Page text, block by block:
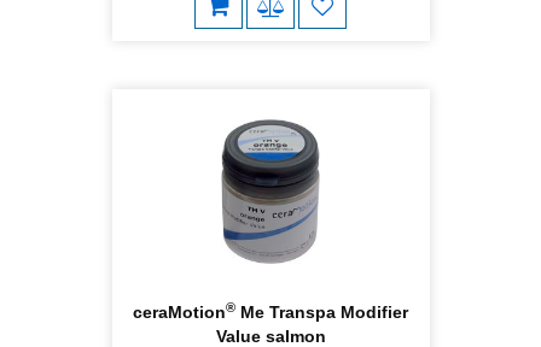
ceraMotion® Me Transpa Modifier
Value salmon